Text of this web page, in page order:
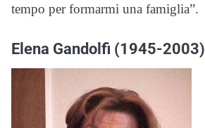
tempo per formarmi una famiglia”.
Elena Gandolfi (1945-2003)